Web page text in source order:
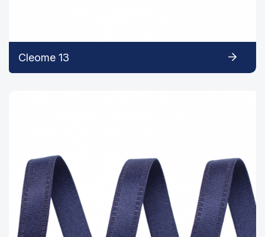
Cleome 13